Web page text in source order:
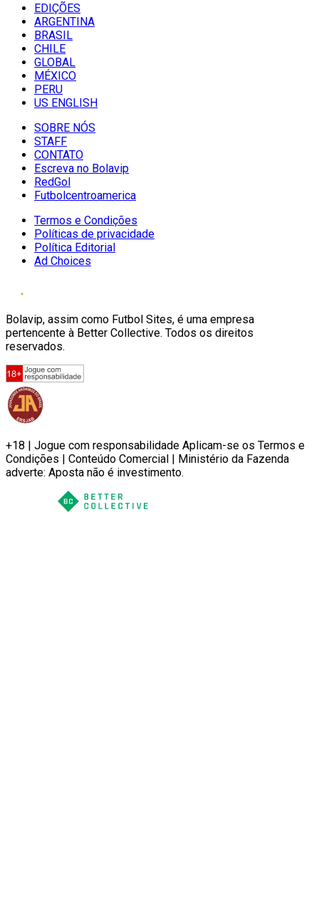
EDIÇÕES
ARGENTINA
BRASIL
CHILE
GLOBAL
MÉXICO
PERU
US ENGLISH
SOBRE NÓS
STAFF
CONTATO
Escreva no Bolavip
RedGol
Futbolcentroamerica
Termos e Condições
Políticas de privacidade
Política Editorial
Ad Choices
Bolavip, assim como Futbol Sites, é uma empresa
pertencente à Better Collective. Todos os direitos
reservados.
+18 | Jogue com responsabilidade Aplicam-se os Termos e
Condições | Conteúdo Comercial | Ministério da Fazenda
adverte: Aposta não é investimento.